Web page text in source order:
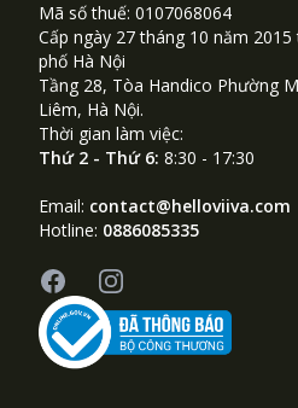
Mã số thuế: 0107068064
Cấp ngày 27 tháng 10 năm
phố Hà Nội
Tầng 28, Tòa Handico Phường
Liêm, Hà Nội.
Thời gian làm việc:
Thứ 2 - Thứ 6: 8:30 - 17:30
Email: contact@helloviiva.com
Hotline: 0886085335
FacebookInstagram